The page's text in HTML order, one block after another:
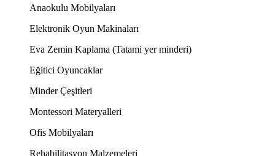
Anaokulu Mobilyaları
Elektronik Oyun Makinaları
Eva Zemin Kaplama (Tatami yer minderi)
Eğitici Oyuncaklar
Minder Çeşitleri
Montessori Materyalleri
Ofis Mobilyaları
Rehabilitasyon Malzemeleri